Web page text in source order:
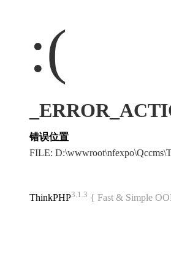
:(
错误位置
FILE:
ThinkPHP3.1.3 { Fast & Simple